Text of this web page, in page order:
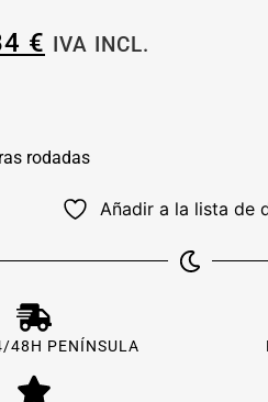
€ IVA INCL.
rodadas
Añadir a la lista de
48H PENÍNSULA